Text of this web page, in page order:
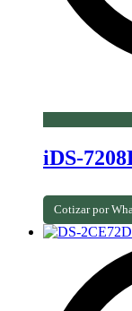
iDS-
Cotizar por